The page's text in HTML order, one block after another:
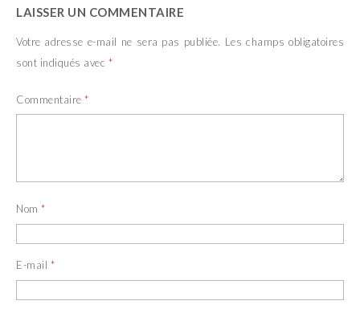
LAISSER UN COMMENTAIRE
Votre adresse e-mail ne sera pas publiée. Les champs obligatoires
sont indiqués avec *
Commentaire *
Nom *
E-mail *